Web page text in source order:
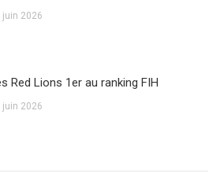
juin 2026
Red Lions 1er au ranking FIH
juin 2026